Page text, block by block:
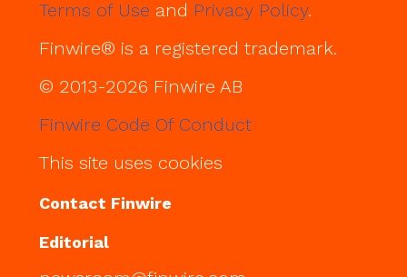
Terms of Use and Privacy Policy.
Finwire® is a registered trademark.
© 2013-2026 Finwire AB
Finwire Code Of Conduct
This site uses cookies
Contact Finwire
Editorial